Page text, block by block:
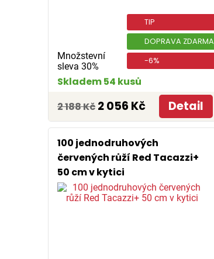
Množstevní
sleva 30%
TIP
DOPRAVA ZDARMA
-6%
Skladem 54 kusů
2 188 Kč 2 056 Kč Detail
100 jednodruhových
červených růží Red Tacazzi+
50 cm v kytici